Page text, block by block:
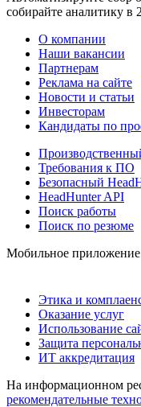
собирайте аналитику в
О компании
Наши вакансии
Партнерам
Реклама на сайте
Новости и статьи
Инвесторам
Кандидаты по
Требования к ПО
Безопасный
HeadHunter API
Поиск работы
Поиск по резюме
Мобильное приложение
Этика и
Оказание услуг
Использование
Защита
ИТ аккредитация
На информационном
рекомендательные